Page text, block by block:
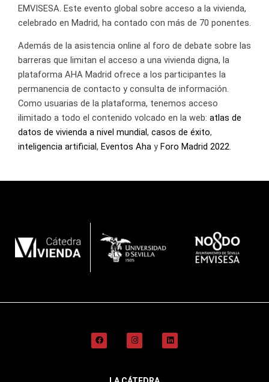
EMVISESA. Este evento global sobre acceso a la vivienda,
celebrado en Madrid, ha contado con más de 70 ponentes.
Además de la asistencia online al foro de debate sobre las
barreras que limitan el acceso a una vivienda digna, la
plataforma AHA Madrid ofrece a los participantes la
permanencia de contacto y consulta de información.
Como usuarias de la plataforma, tenemos acceso
ilimitado a todo el contenido volcado en la web: atlas de
datos de vivienda a nivel mundial, casos de éxito,
inteligencia artificial, Eventos Aha y Foro Madrid 2022.